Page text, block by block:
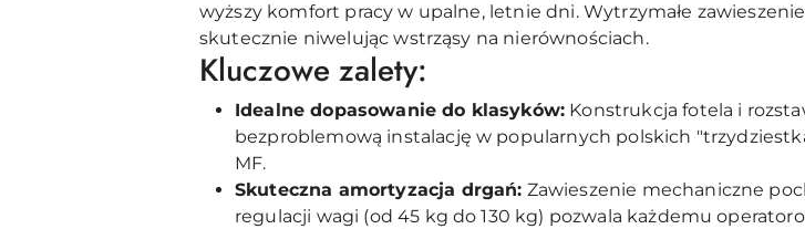
wyższy komfort pracy w upalne, letnie dni. Wytrzymałe
skutecznie niwelując wstrząsy na nierównościach.
Kluczowe zalety:
Idealne dopasowanie do klasyków: Konstrukcja fotela i
bezproblemową instalację w popularnych polskich
MF.
Skuteczna amortyzacja drgań: Zawieszenie mechaniczne
regulacji wagi (od 45 kg do 130 kg) pozwala każdemu